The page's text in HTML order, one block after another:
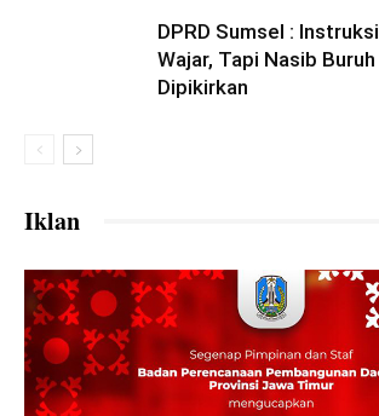
DPRD Sumsel :
Wajar, Tapi Nasib
Dipikirkan
Iklan